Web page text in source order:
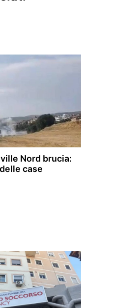
Nord brucia:
case